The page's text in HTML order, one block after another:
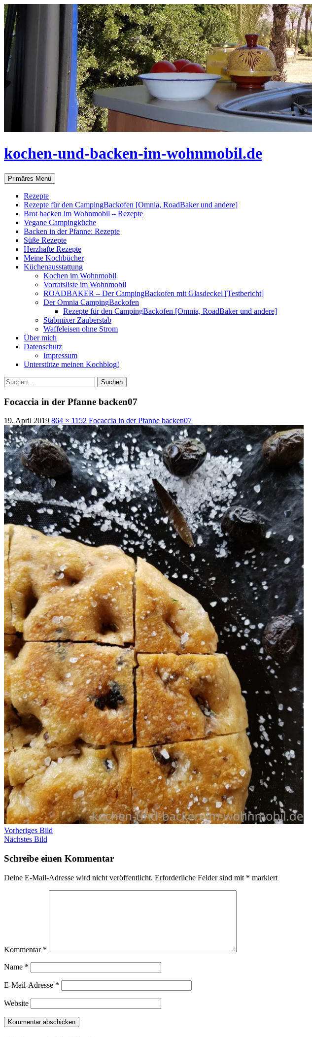
Zum
Inhalt
springen
kochen-und-backen-im-wohnmobil.de
Suchen
Primäres Menü
Rezepte
Rezepte für den CampingBackofen [Omnia, RoadBaker und andere]
Brot backen im Wohnmobil – Rezepte
Vegane Campingküche
Backen in der Pfanne: Rezepte
Süße Rezepte
Herzhafte Rezepte
Meine Kochbücher
Küchenausstattung
Kochen im Wohnmobil
Vorratsliste im Wohnmobil
ROADBAKER – Der CampingBackofen mit Glasdeckel [Testbericht]
Der Omnia CampingBackofen
Rezepte für den CampingBackofen [Omnia, RoadBaker und andere]
Stabmixer Zauberstab
Waffeleisen ohne Strom
Über mich
Datenschutz
Impressum
Unterstütze meinen Kochblog!
Suchen
nach:
Focaccia in der Pfanne backen07
19. April 2019 864 × 1152 Focaccia in der Pfanne backen07
Vorheriges Bild
Nächstes Bild
Schreibe einen Kommentar
Deine E-Mail-Adresse wird nicht veröffentlicht. Erforderliche Felder sind mit * markiert
Kommentar *
Name *
E-Mail-Adresse *
Website